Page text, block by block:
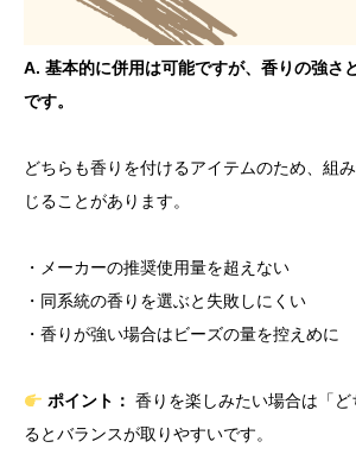
A. 基本的に併用は可能ですが、香りの強さ
です。
どちらも香りを付けるアイテムのため、組
じることがあります。
・メーカーの推奨使用量を超えない
・同系統の香りを選ぶと失敗しにくい
・香りが強い場合はビーズの量を控えめに
ポイント： 香りを楽しみたい場合は「
るとバランスが取りやすいです。